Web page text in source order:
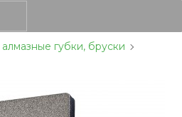
алмазные губки, бруски